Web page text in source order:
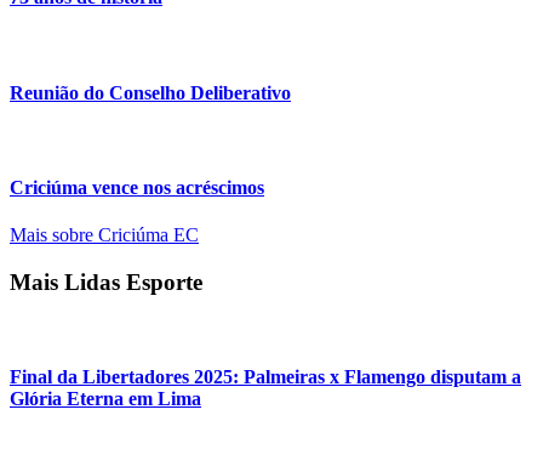
Reunião do Conselho Deliberativo
Criciúma vence nos acréscimos
Mais sobre Criciúma EC
Mais Lidas Esporte
Final da Libertadores 2025: Palmeiras x Flamengo disputam a
Glória Eterna em Lima